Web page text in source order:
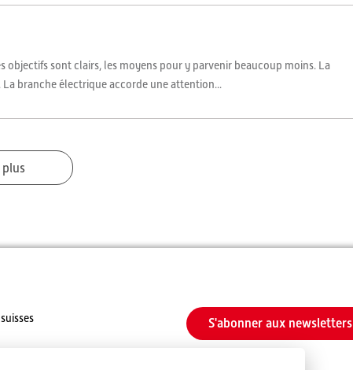
sont clairs, les moyens pour y parvenir beaucoup moins. La
branche électrique accorde une attention...
S'abonner aux newsletters